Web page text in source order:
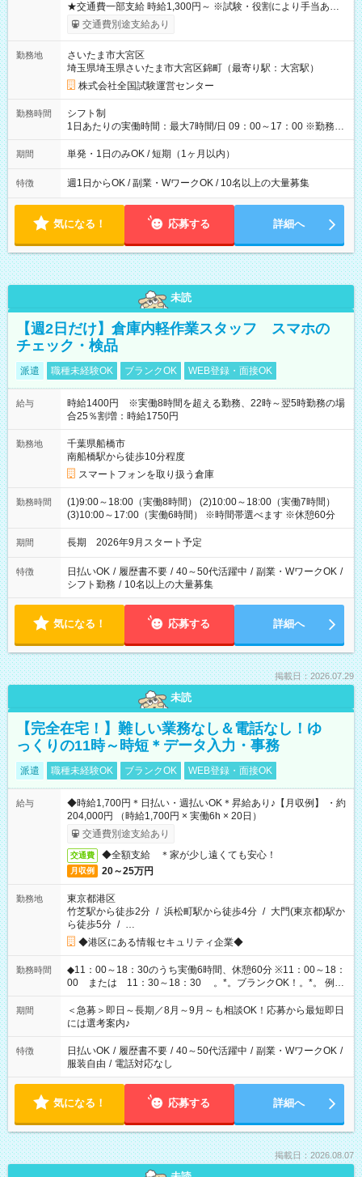
★交通費一部支給 時給1,300円～ ※試験・役割により手当あり
※勤務回数により昇給あり 【即給（前払い）オプションあ
り！】 希望される場合、勤務から1週間ほどで給与の一部を受け
例】 ・河合塾模擬試験 8:30～17:30（休憩1時間） 時給1,300円
×8時間＝日収10,400円＋交通費 ※当日の役割により時給＋100
円の場合あり ・国家試験 7:00～13:30（休憩なし） 時給1,300
円（役割手当＋100円）×6時間＝日収8,400円＋交通費 【試用期
間】試用期間なし
交通費別途支給あり
勤務地
さいたま市大宮区
埼玉県埼玉県さいたま市大宮区錦町（最寄り駅：大宮駅）
株式会社全国試験運営センター
勤務時間
シフト制
1日あたりの実働時間：最大7時間/日 09：00～17：00 ※勤務時
間は 試験により異なります。
期間 単発・1日のみOK / 短期（1ヶ月以内）
特徴 週1日からOK / 副業・WワークOK / 10名以上の大量募集
気になる！ 応募する 詳細へ
未読
【週2日だけ】倉庫内軽作業スタッフ スマホの
チェック・検品
派遣 職種未経験OK ブランクOK WEB登録・面接OK
給与
時給1400円 ※実働8時間を超える勤務、22時～翌5時勤務の場
合25％割増：時給1750円
勤務地
千葉県船橋市
南船橋駅から徒歩10分程度
スマートフォンを取り扱う倉庫
勤務時間
(1)9:00～18:00（実働8時間） (2)10:00～18:00（実働7時間）
(3)10:00～17:00（実働6時間） ※時間帯選べます ※休憩60分
期間 長期 2026年9月スタート予定
特徴 日払いOK / 履歴書不要 / 40～50代活躍中 / 副業・WワークOK /
シフト勤務 / 10名以上の大量募集
気になる！ 応募する 詳細へ
掲載日：2026.07.29
未読
【完全在宅！】難しい業務なし＆電話なし！ゆ
っくりの11時～時短＊データ入力・事務
派遣 職種未経験OK ブランクOK WEB登録・面接OK
給与
◆時給1,700円＊日払い・週払いOK＊昇給あり♪【月収例】 ・約
204,000円 （時給1,700円 × 実働6h × 20日）
交通費別途支給あり
交通費 ◆全額支給 ＊家が少し遠くても安心！
月収例 20～25万円
勤務地
東京都港区
竹芝駅から徒歩2分 / 浜松町駅から徒歩4分 / 大門(東京都)駅か
ら徒歩5分 / …
◆港区にある情報セキュリティ企業◆
勤務時間
◆11：00～18：30のうち実働6時間、休憩60分 ※11：00～18：
00 または 11：30～18：30 。*。ブランクOK！。*。 例え
ば前職が、 在宅/財団法人/事務/コールセンター/受付/販売/カフェ
スタッフ スイーツ販売/ホテルフロント/化粧品販売/など 様々な
業界から入社して活躍されています♪
期間
＜急募＞即日～長期／8月～9月～も相談OK！応募から最短即日
には選考案内♪
特徴 日払いOK / 履歴書不要 / 40～50代活躍中 / 副業・WワークOK /
服装自由 / 電話対応なし
気になる！ 応募する 詳細へ
掲載日：2026.08.07